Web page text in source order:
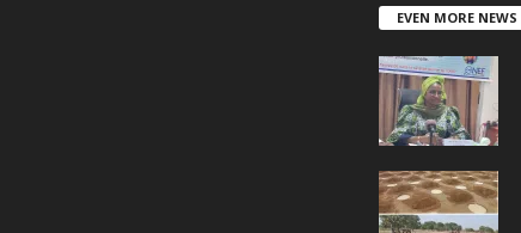
EVEN MORE NEWS